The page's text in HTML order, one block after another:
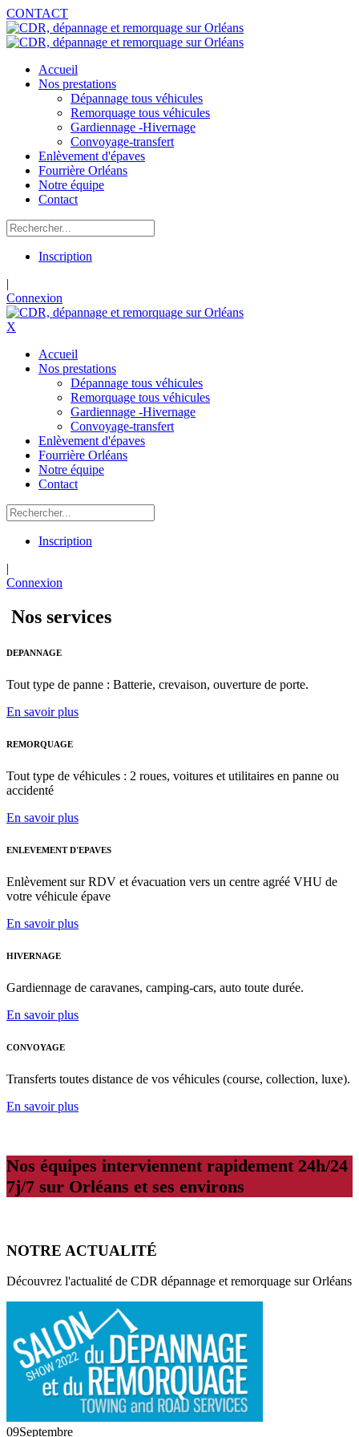
CONTACT
Accueil
Nos prestations
Dépannage tous véhicules
Remorquage tous véhicules
Gardiennage -Hivernage
Convoyage-transfert
Enlèvement d'épaves
Fourrière Orléans
Notre équipe
Contact
Inscription
|
Connexion
X
Accueil
Nos prestations
Dépannage tous véhicules
Remorquage tous véhicules
Gardiennage -Hivernage
Convoyage-transfert
Enlèvement d'épaves
Fourrière Orléans
Notre équipe
Contact
Inscription
|
Connexion
Nos services
DEPANNAGE
Tout type de panne : Batterie, crevaison, ouverture de porte.
En savoir plus
REMORQUAGE
Tout type de véhicules : 2 roues, voitures et utilitaires en panne ou
accidenté
En savoir plus
ENLEVEMENT D'EPAVES
Enlèvement sur RDV et évacuation vers un centre agréé VHU de
votre véhicule épave
En savoir plus
HIVERNAGE
Gardiennage de caravanes, camping-cars, auto toute durée.
En savoir plus
CONVOYAGE
Transferts toutes distance de vos véhicules (course, collection, luxe).
En savoir plus
Nos équipes interviennent rapidement 24h/24
7j/7 sur Orléans et ses environs
NOTRE ACTUALITÉ
Découvrez l'actualité de CDR dépannage et remorquage sur Orléans
09Septembre